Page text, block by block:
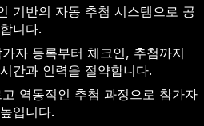
기반의 자동 추첨 시스템으로 공
니다.
가자 등록부터 체크인, 추첨까지
간과 인력을 절약합니다.
고 역동적인 추첨 과정으로 참가자
입니다.